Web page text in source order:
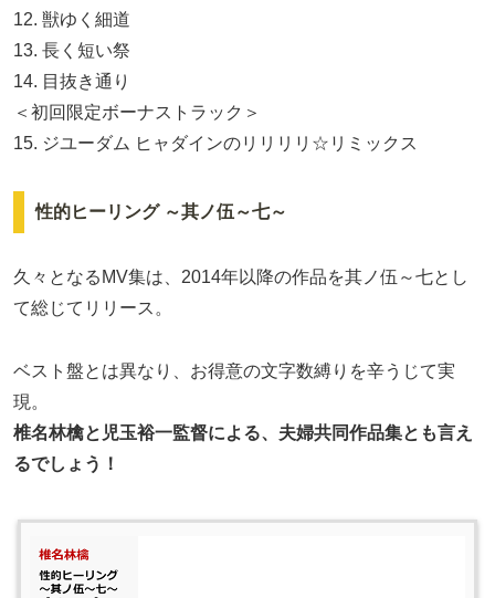
12. 獣ゆく細道
13. 長く短い祭
14. 目抜き通り
＜初回限定ボーナストラック＞
15. ジユーダム ヒャダインのリリリリ☆リミックス
性的ヒーリング ～其ノ伍～七～
久々となるMV集は、2014年以降の作品を其ノ伍～七とし
て総じてリリース。
ベスト盤とは異なり、お得意の文字数縛りを辛うじて実
現。
椎名林檎と児玉裕一監督による、夫婦共同作品集とも言え
るでしょう！